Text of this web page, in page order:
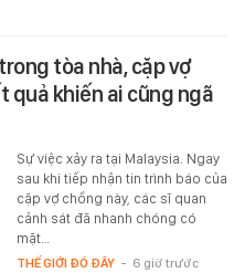
tòa nhà, cặp vợ
quả khiến ai cũng ngã
Sự việc xảy ra tại Malaysia. Ngay
sau khi tiếp nhận tin trình báo của
cặp vợ chồng này, các sĩ quan
cảnh sát đã nhanh chóng có
mặt…
THẾ GIỚI ĐÓ ĐÂY - 6 giờ trước